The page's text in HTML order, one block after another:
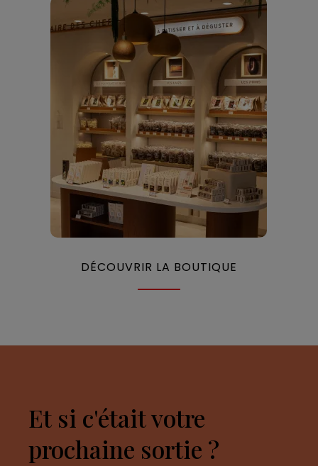
DÉCOUVRIR LA BOUTIQUE
Et si c'était votre
prochaine sortie ?